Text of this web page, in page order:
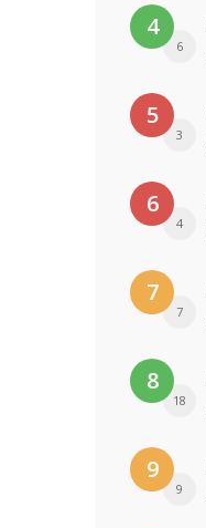
4
6
5
3
6
4
7
7
8
18
9
9